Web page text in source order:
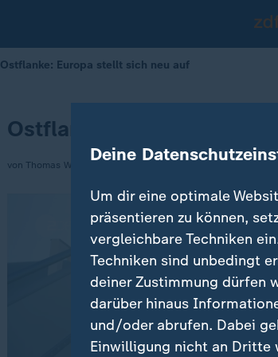
Ostflanke: Europa stellt sich neu auf
Ostflanke: Europa stellt
von Thomas Walde Deine
Um dir eine optimale
präsentieren zu können,
vergleichbare Techniken
Techniken sind unbedingt
deiner Zustimmung dürfen
darüber hinaus
und/oder abrufen. Dabei
Einwilligung nicht an Dritte